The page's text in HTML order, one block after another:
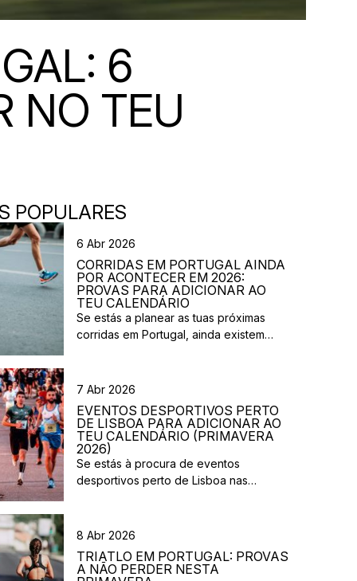
6
NO TEU
POPULARES
6 Abr 2026
CORRIDAS EM PORTUGAL AINDA
POR ACONTECER EM 2026:
PROVAS PARA ADICIONAR AO
TEU CALENDÁRIO
Se estás a planear as tuas próximas
corridas em Portugal, ainda existem
eventos solidários e provas em
para atletas com vários níveis de
experiência. Nesta lista reunimos
algumas corridas que ainda vão
acontecer em 2026 e que […]
7 Abr 2026
EVENTOS DESPORTIVOS PERTO
DE LISBOA PARA ADICIONAR AO
TEU CALENDÁRIO (PRIMAVERA
2026)
Se estás à procura de eventos
desportivos perto de Lisboa nas
vão acontecer na região durante esta
provas urbanas e eventos de trail,
8 Abr 2026
TRIATLO EM PORTUGAL: PROVAS
A NÃO PERDER NESTA